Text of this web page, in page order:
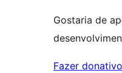
Gostaria de
Fazer